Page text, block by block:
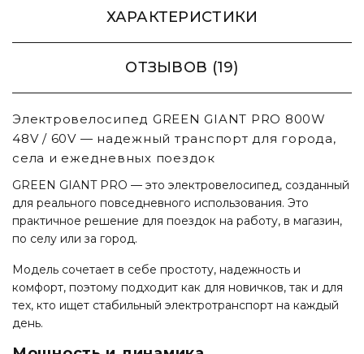
ХАРАКТЕРИСТИКИ
ОТЗЫВОВ (19)
Электровелосипед GREEN GIANT PRO 800W
48V / 60V — надежный транспорт для города,
села и ежедневных поездок
GREEN GIANT PRO — это электровелосипед, созданный
для реального повседневного использования. Это
практичное решение для поездок на работу, в магазин,
по селу или за город.
Модель сочетает в себе простоту, надежность и
комфорт, поэтому подходит как для новичков, так и для
тех, кто ищет стабильный электротранспорт на каждый
день.